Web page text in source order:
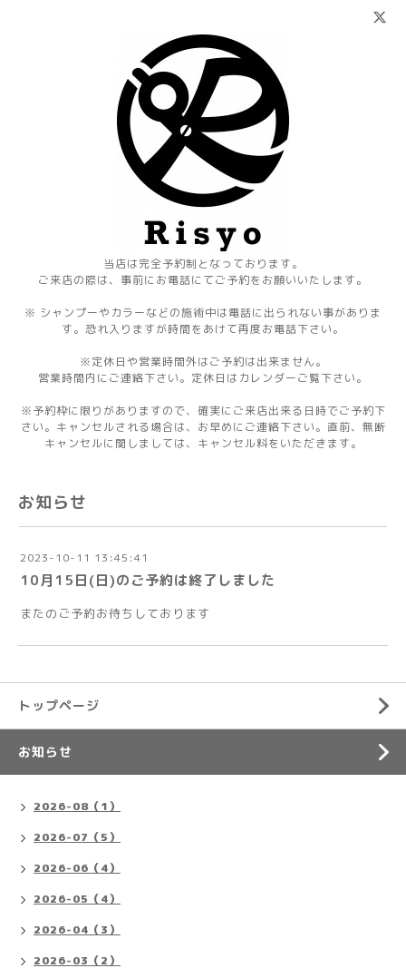
当店は完全予約制となっております。
ご来店の際は、事前にお電話にてご予約をお願いいたします。
※ シャンプーやカラーなどの施術中は電話に出られない事がありま
す。恐れ入りますが時間をあけて再度お電話下さい。
※定休日や営業時間外はご予約は出来ません。
営業時間内にご連絡下さい。定休日はカレンダーご覧下さい。
※予約枠に限りがありますので、確実にご来店出来る日時でご予約下
さい。キャンセルされる場合は、お早めにご連絡下さい。直前、無断
キャンセルに関しましては、キャンセル料をいただきます。
お知らせ
2023-10-11 13:45:41
10月15日(日)のご予約は終了しました
またのご予約お待ちしております
トップページ
お知らせ
2026-08（1）
2026-07（5）
2026-06（4）
2026-05（4）
2026-04（3）
2026-03（2）